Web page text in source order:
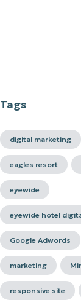
Tags
digital marketing
eagles resort
eyewide
eyewide hotel
Google Adwords
marketing
responsive site